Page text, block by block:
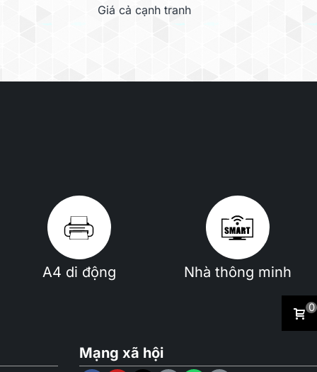
Giá cả cạnh tranh
A4 di động Nhà thông minh
Mạng xã hội
0